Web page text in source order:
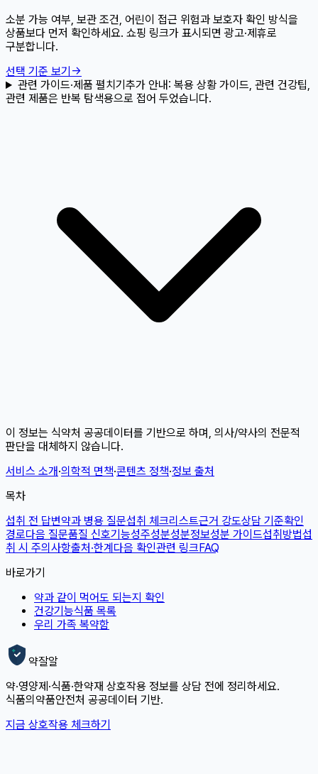
소분 가능 여부, 보관 조건, 어린이 접근 위험과 보호자 확인 방식을
상품보다 먼저 확인하세요. 쇼핑 링크가 표시되면 광고·제휴로
구분합니다.
선택 기준 보기 →
관련 가이드·제품 펼치기추가 안내: 복용 상황 가이드, 관련 건강팁,
관련 제품은 반복 탐색용으로 접어 두었습니다.
이 정보는 식약처 공공데이터를 기반으로 하며, 의사/약사의 전문적
판단을 대체하지 않습니다.
서비스 소개·의학적 면책·콘텐츠 정책·정보 출처
목차
섭취 전 답변약과 병용 질문섭취 체크리스트근거 강도상담 기준확인
경로다음 질문품질 신호기능성주성분성분정보성분 가이드섭취방법섭
취 시 주의사항출처·한계다음 확인관련 링크FAQ
바로가기
약과 같이 먹어도 되는지 확인
건강기능식품 목록
우리 가족 복약함
약잘알
약·영양제·식품·한약재 상호작용 정보를 상담 전에 정리하세요.
식품의약품안전처 공공데이터 기반.
지금 상호작용 체크하기